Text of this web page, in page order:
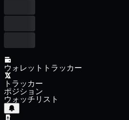
ウォレットトラッカー
トラッカー
ポジション
ウォッチリスト